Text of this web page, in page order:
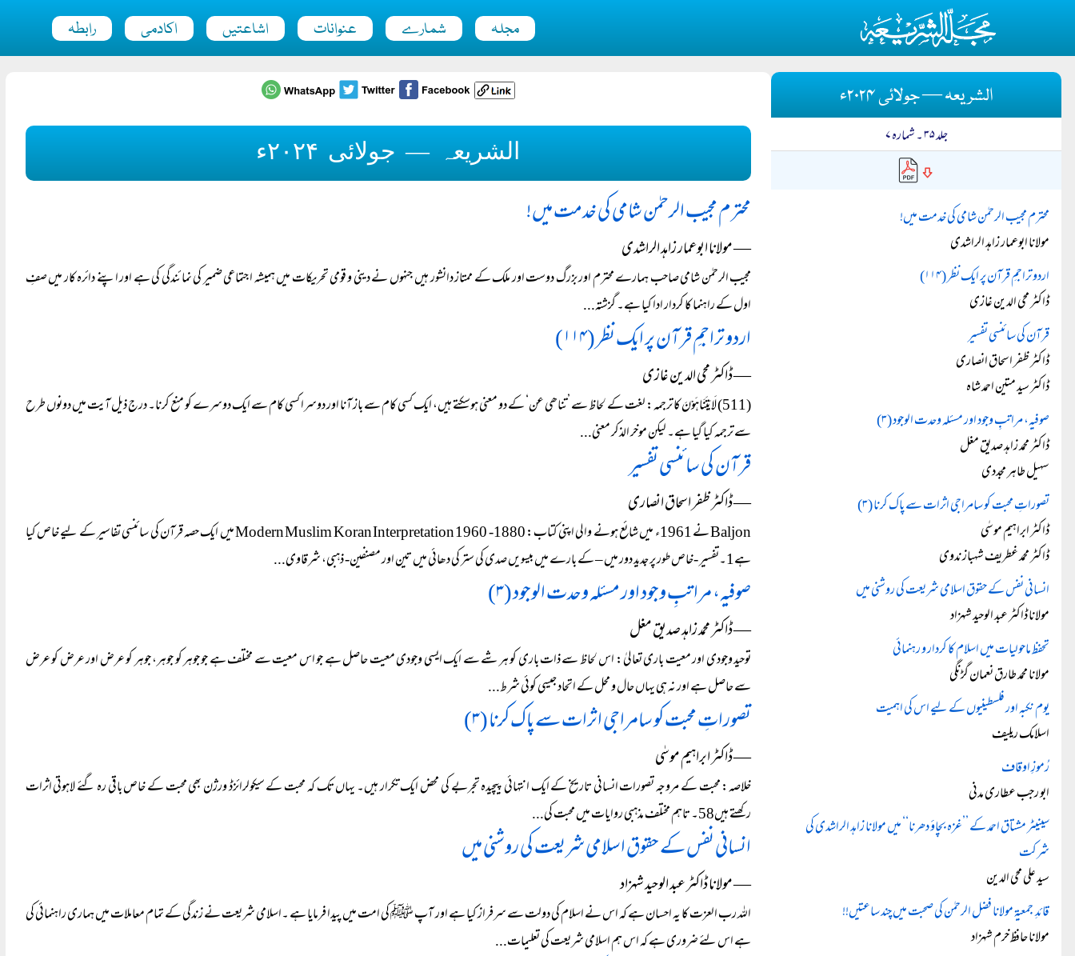
مجلہ شمارے عنوانات اشاعتیں اکادمی رابطہ
الشریعہ — جولائی ۲۰۲۴ء
محترم مجیب الرحمٰن شامی کی خدمت میں!
― مولانا ابوعمار زاہد الراشدی
مجیب الرحمٰن شامی صاحب ہمارے محترم اور بزرگ دوست اور ملک کے ممتاز دانشور ہیں جنہوں نے دینی و قومی تحریکات میں ہمیشہ اجتماعی ضمیر کی نمائندگی کی ہے اور اپنے دائرہ کار میں صفِ
اول کے راہنما کا کردار ادا کیا ہے۔ گزشتہ...
اردو تراجمِ قرآن پر ایک نظر (۱۱۴)
― ڈاکٹر محی الدین غازی
(511) لَا یَتَنَاہَوْنَ کا ترجمہ: لغت کے لحاظ سے ’تناھی عن‘ کے دو معنی ہوسکتے ہیں، ایک کسی کام سے باز آنا اور دوسرا کسی کام سے ایک دوسرے کو منع کرنا۔ درج ذیل آیت میں دونوں طرح
سے ترجمہ کیا گیا ہے۔ لیکن موخر الذکر معنی...
قرآن کی سائنسی تفسیر
― ڈاکٹر ظفر اسحاق انصاری
Baljon نے 1961ء میں شائع ہونے والی اپنی کتاب: 1880- 1960 Modern Muslim Koran Interpretation میں ایک حصہ قرآن کی سائنسی تفاسیر کے لیے خاص کیا
ہے1۔تفسیر -خاص طور پر جدید دور میں – کے بارے میں بیسویں صدی کی ستر کی دھائی میں تین اور مصنفین- ذہبی، شرقاوی...
صوفیہ، مراتبِ وجود اور مسئلہ وحدت الوجود (۳)
― ڈاکٹر محمد زاہد صدیق مغل
توحید وجودی اور معیت باری تعالیٰ: اس لحاظ سے ذات باری کو ہر شے سے ایک ایسی وجودی معیت حاصل ہے جو اس معیت سے مختلف ہے جو جوہر کو جوہر، جوہر کو عرض اور عرض کو عرض
سے حاصل ہے اور نہ ہی یہاں حال و محل کے اتحاد جیسی کوئی شرط...
تصوراتِ محبت کو سامراجی اثرات سے پاک کرنا (۳)
― ڈاکٹر ابراہیم موسٰی
خلاصہ: محبت کے مروجہ تصورات انسانی تاریخ کے ایک انتہائی پیچیدہ تجربے کی محض ایک تکرار ہیں۔ یہاں تک کہ محبت کے سیکولرائزڈ ورژن بھی محبت کے خاص باقی رہ گئے لاہوتی اثرات
رکھتے ہیں58۔ تاہم مختلف مذہبی روایات میں محبت کی...
انسانی نفس کے حقوق اسلامی شریعت کی روشنی میں
― مولانا ڈاکٹر عبد الوحید شہزاد
اللہ رب العزت کا یہ احسان ہے کہ اس نے اسلام کی دولت سے سرفراز کیا ہے اور آپ ﷺ کی امت میں پیدا فرمایا ہے ۔اسلامی شریعت نے زندگی کے تمام معاملات میں ہماری راہنمائی کی
ہے اس لئے ضروری ہے کہ اس ہم اسلامی شریعت کی تعلیمات...
الشریعہ — جولائی ۲۰۲۴ء
جلد ۳۵ ۔ شمارہ ۷
محترم مجیب الرحمٰن شامی کی خدمت میں!
مولانا ابوعمار زاہد الراشدی
اردو تراجمِ قرآن پر ایک نظر (۱۱۴)
ڈاکٹر محی الدین غازی
قرآن کی سائنسی تفسیر
ڈاکٹر ظفر اسحاق انصاری
ڈاکٹر سید متین احمد شاہ
صوفیہ، مراتبِ وجود اور مسئلہ وحدت الوجود (۳)
ڈاکٹر محمد زاہد صدیق مغل
سہیل طاہر مجددی
تصوراتِ محبت کو سامراجی اثرات سے پاک کرنا (۳)
ڈاکٹر ابراہیم موسٰی
ڈاکٹر محمد غطریف شہباز ندوی
انسانی نفس کے حقوق اسلامی شریعت کی روشنی میں
مولانا ڈاکٹر عبد الوحید شہزاد
تحفظ ماحولیات میں اسلام کا کردار و رہنمائی
مولانا محمد طارق نعمان گڑنگی
یوم نکبہ اور فلسطینیوں کے لیے اس کی اہمیت
اسلامک ریلیف
رُموزِ اوقاف
ابو رجب عطاری مدنی
سینیٹر مشتاق احمد کے ’’غزہ بچاؤ دھرنا‘‘ میں مولانا زاہد الراشدی کی
شرکت
سید علی محی الدین
قائدِ جمعیۃ مولانا فضل الرحمٰن کی صحبت میں چند ساعتیں!!
مولانا حافظ خرم شہزاد